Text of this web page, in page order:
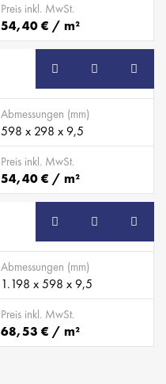
Preis inkl. MwSt.
54,40 € / m²
Abmessungen (mm)
598 x 298 x 9,5
Preis inkl. MwSt.
54,40 € / m²
Abmessungen (mm)
1.198 x 598 x 9,5
Preis inkl. MwSt.
68,53 € / m²